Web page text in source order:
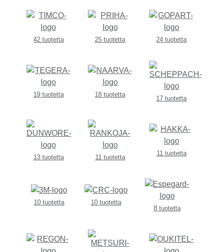
42 tuotetta 25 tuotetta 24 tuotetta
19 tuotetta 18 tuotetta
17 tuotetta
13 tuotetta 11 tuotetta
11 tuotetta
10 tuotetta
10 tuotetta
8 tuotetta